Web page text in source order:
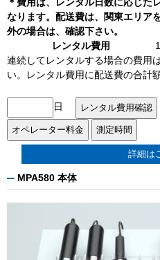
なります。配送費は、関東エリア
外の場合は、確認下さい。
レンタル費用
連続してレンタルする場合の費用
い。レンタル費用に配送費の合計
日
詳細は
MPA580 本体